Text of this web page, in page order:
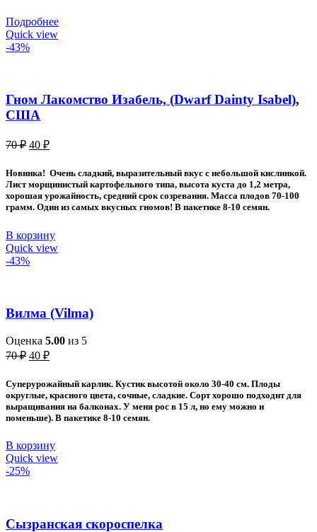
Подробнее
Quick view
-43%
Гном Лакомство Изабель, (Dwarf Dainty Isabel),
США
70₽ Первоначальная
составляла
70 ₽.
40 ₽Текущая
40 ₽.
Новинка! Очень сладкий, выразительный вкус с небольшой кислинкой.
Лист морщинистый картофельного типа, высота куста до 1,2 метра,
хорошая урожайность, средний срок созревания. Масса плодов 70-100
грамм. Один из самых вкусных гномов! В пакетике 8-10 семян.
В корзину
Quick view
-43%
Вилма (Vilma)
Оценка 5.00 из 5
70₽ Первоначальная
составляла
70 ₽.
40 ₽Текущая
40 ₽.
Суперурожайный карлик. Кустик высотой около 30-40 см. Плоды
округлые, красного цвета, сочные, сладкие. Сорт хорошо подходит для
выращивания на балконах. У меня рос в 15 л, но ему можно и
поменьше). В пакетике 8-10 семян.
В корзину
Quick view
-25%
Сызранская скороспелка